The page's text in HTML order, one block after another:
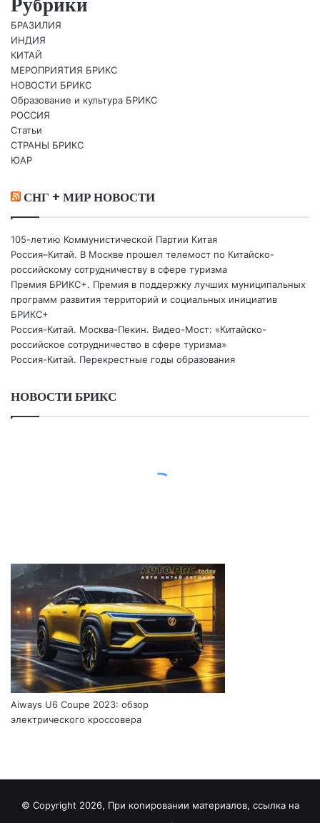
БРАЗИЛИЯ
ИНДИЯ
КИТАЙ
МЕРОПРИЯТИЯ БРИКС
НОВОСТИ БРИКС
Образование и культура БРИКС
РОССИЯ
Статьи
СТРАНЫ БРИКС
ЮАР
СНГ + МИР НОВОСТИ
105-летию Коммунистической Партии Китая
Россия–Китай. В Москве прошел телемост по Китайско-
российскому сотрудничеству в сфере туризма
Премия БРИКС+. Премия в поддержку лучших муниципальных
программ развития территорий и социальных инициатив
БРИКС+
Россия-Китай. Москва-Пекин. Видео-Мост: «Китайско-
российское сотрудничество в сфере туризма»
Россия-Китай. Перекрестные годы образования
НОВОСТИ БРИКС
Aiways U6 Coupe 2023: обзор
электрического кроссовера
© Copyright 2026, При копировании материалов, ссылка на